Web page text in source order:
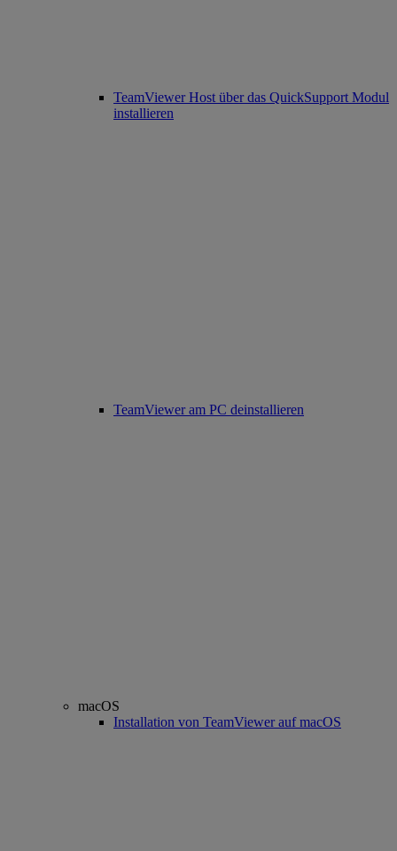
TeamViewer Host über das QuickSupport Modul
installieren
TeamViewer am PC deinstallieren
macOS
Installation von TeamViewer auf macOS